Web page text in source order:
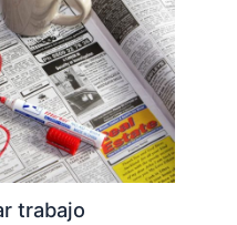
trabajo